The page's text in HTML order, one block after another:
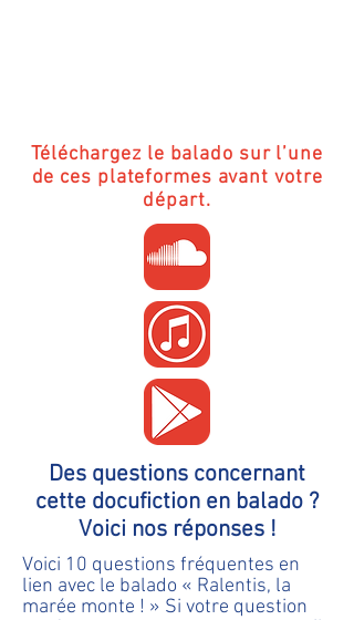
Téléchargez le balado sur l’une
de ces plateformes avant votre
départ.
Des questions concernant
cette docufiction en balado ?
Voici nos réponses !
Voici 10 questions fréquentes en
lien avec le balado « Ralentis, la
marée monte ! » Si votre question